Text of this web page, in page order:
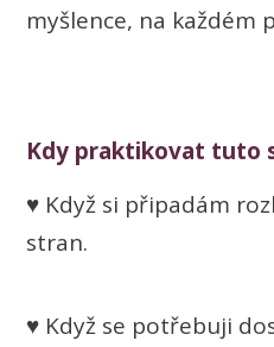
myšlence, na každém
Kdy praktikovat tuto
♥ Když si připadám
stran.
♥ Když se potřebuji